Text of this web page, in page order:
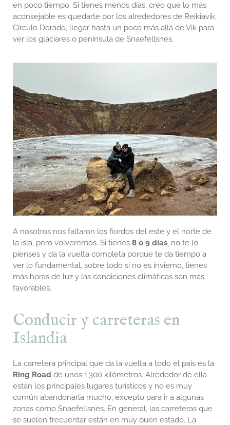
en poco tiempo. Si tienes menos días, creo que lo más
aconsejable es quedarte por los alrededores de Reikiavik,
Círculo Dorado, llegar hasta un poco más allá de Vik para
ver los glaciares o península de Snaefellsnes.
A nosotros nos faltaron los fiordos del este y el norte de
la isla, pero volveremos. Si tienes 8 o 9 días, no te lo
pienses y da la vuelta completa porque te da tiempo a
ver lo fundamental, sobre todo si no es invierno, tienes
más horas de luz y las condiciones climáticas son más
favorables.
Conducir y carreteras en
Islandia
La carretera principal que da la vuelta a todo el país es la
Ring Road de unos 1.300 kilómetros. Alrededor de ella
están los principales lugares turísticos y no es muy
común abandonarla mucho, excepto para ir a algunas
zonas como Snaefellsnes. En general, las carreteras que
se suelen frecuentar están en muy buen estado. La